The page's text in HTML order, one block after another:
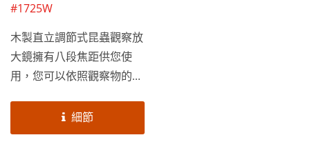
#1725W
木製直立調節式昆蟲觀察放
大鏡擁有八段焦距供您使
用，您可以依照觀察物的高
的最佳焦距；木質的外觀，
讓觀察也可以很有質感，適
細節